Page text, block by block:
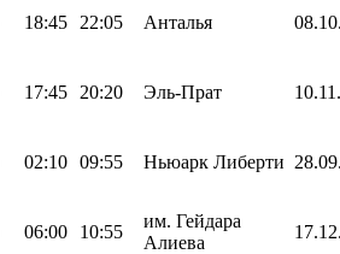
18:45 22:05 Анталья
17:45 20:20 Эль-Прат
02:10 09:55 Ньюарк Либерти
06:00 10:55
им. Гейдара
Алиева